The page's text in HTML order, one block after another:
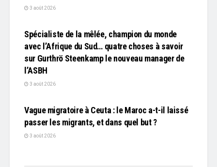
3 août 2026
Spécialiste de la mêlée, champion du monde
avec l’Afrique du Sud… quatre choses à savoir
sur Gurthrö Steenkamp le nouveau manager de
l’ASBH
3 août 2026
Vague migratoire à Ceuta : le Maroc a-t-il laissé
passer les migrants, et dans quel but ?
3 août 2026